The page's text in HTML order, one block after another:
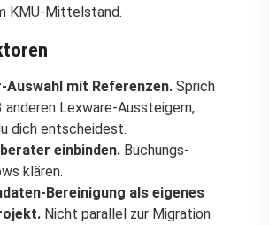
KMU-Mittelstand.
Auswahl mit Referenzen. Sprich
anderen Lexware-Aussteigern,
dich entscheidest.
einbinden. Buchungs-
klären.
Bereinigung als eigenes
Nicht parallel zur Migration